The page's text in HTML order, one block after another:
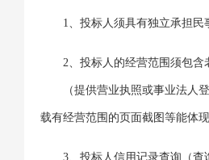
1、投标人须具有独立承担
2、投标人的经营范围须包
（提供营业执照或事业法人
载有经营范围的页面截图等能体
3、投标人信用记录查询（